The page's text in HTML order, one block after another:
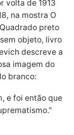
volta de 1913
na mostra O
preto
objeto, livro
descreve a
imagem do
branco:
e foi então que